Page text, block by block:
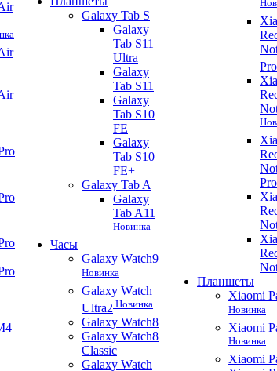
Galaxy Tab S
Galaxy
Tab S11
Ultra
Galaxy
Tab S11
Galaxy
Tab S10
FE
Galaxy
Tab S10
FE+
Galaxy Tab A
Galaxy
Tab A11
Новинка
Часы
Galaxy Watch9
Новинка
Galaxy Watch
Ultra2 Новинка
Galaxy Watch8
Galaxy Watch8
Classic
Galaxy Watch
Pro
Pro
Планшеты
Xiaomi
Новинка
Xiaomi
Новинка
Xiaomi